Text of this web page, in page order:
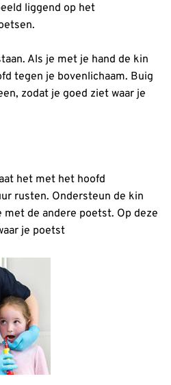
liggend op het
Als je met je hand de kin
tegen je bovenlichaam. Buig
zodat je goed ziet waar je
het met het hoofd
rusten. Ondersteun de kin
de andere poetst. Op deze
je poetst